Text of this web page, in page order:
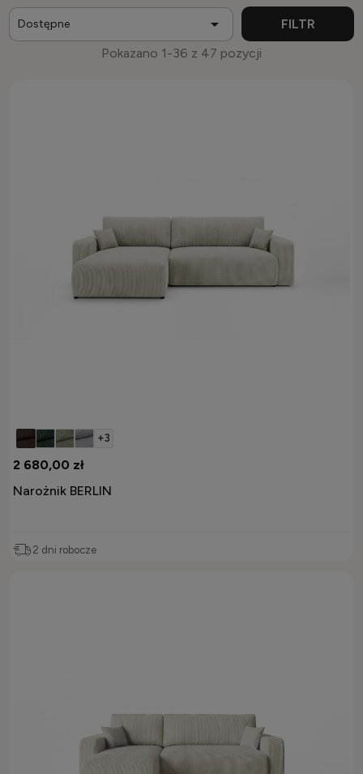
Dostępne 
FILTR
Pokazano 1-36 z 47 pozycji
+3
2 680,00 zł
Narożnik BERLIN
2 dni robocze